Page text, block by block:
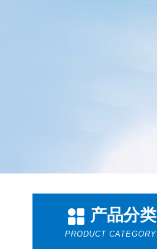
产品分类
PRODUCT CATEGORY